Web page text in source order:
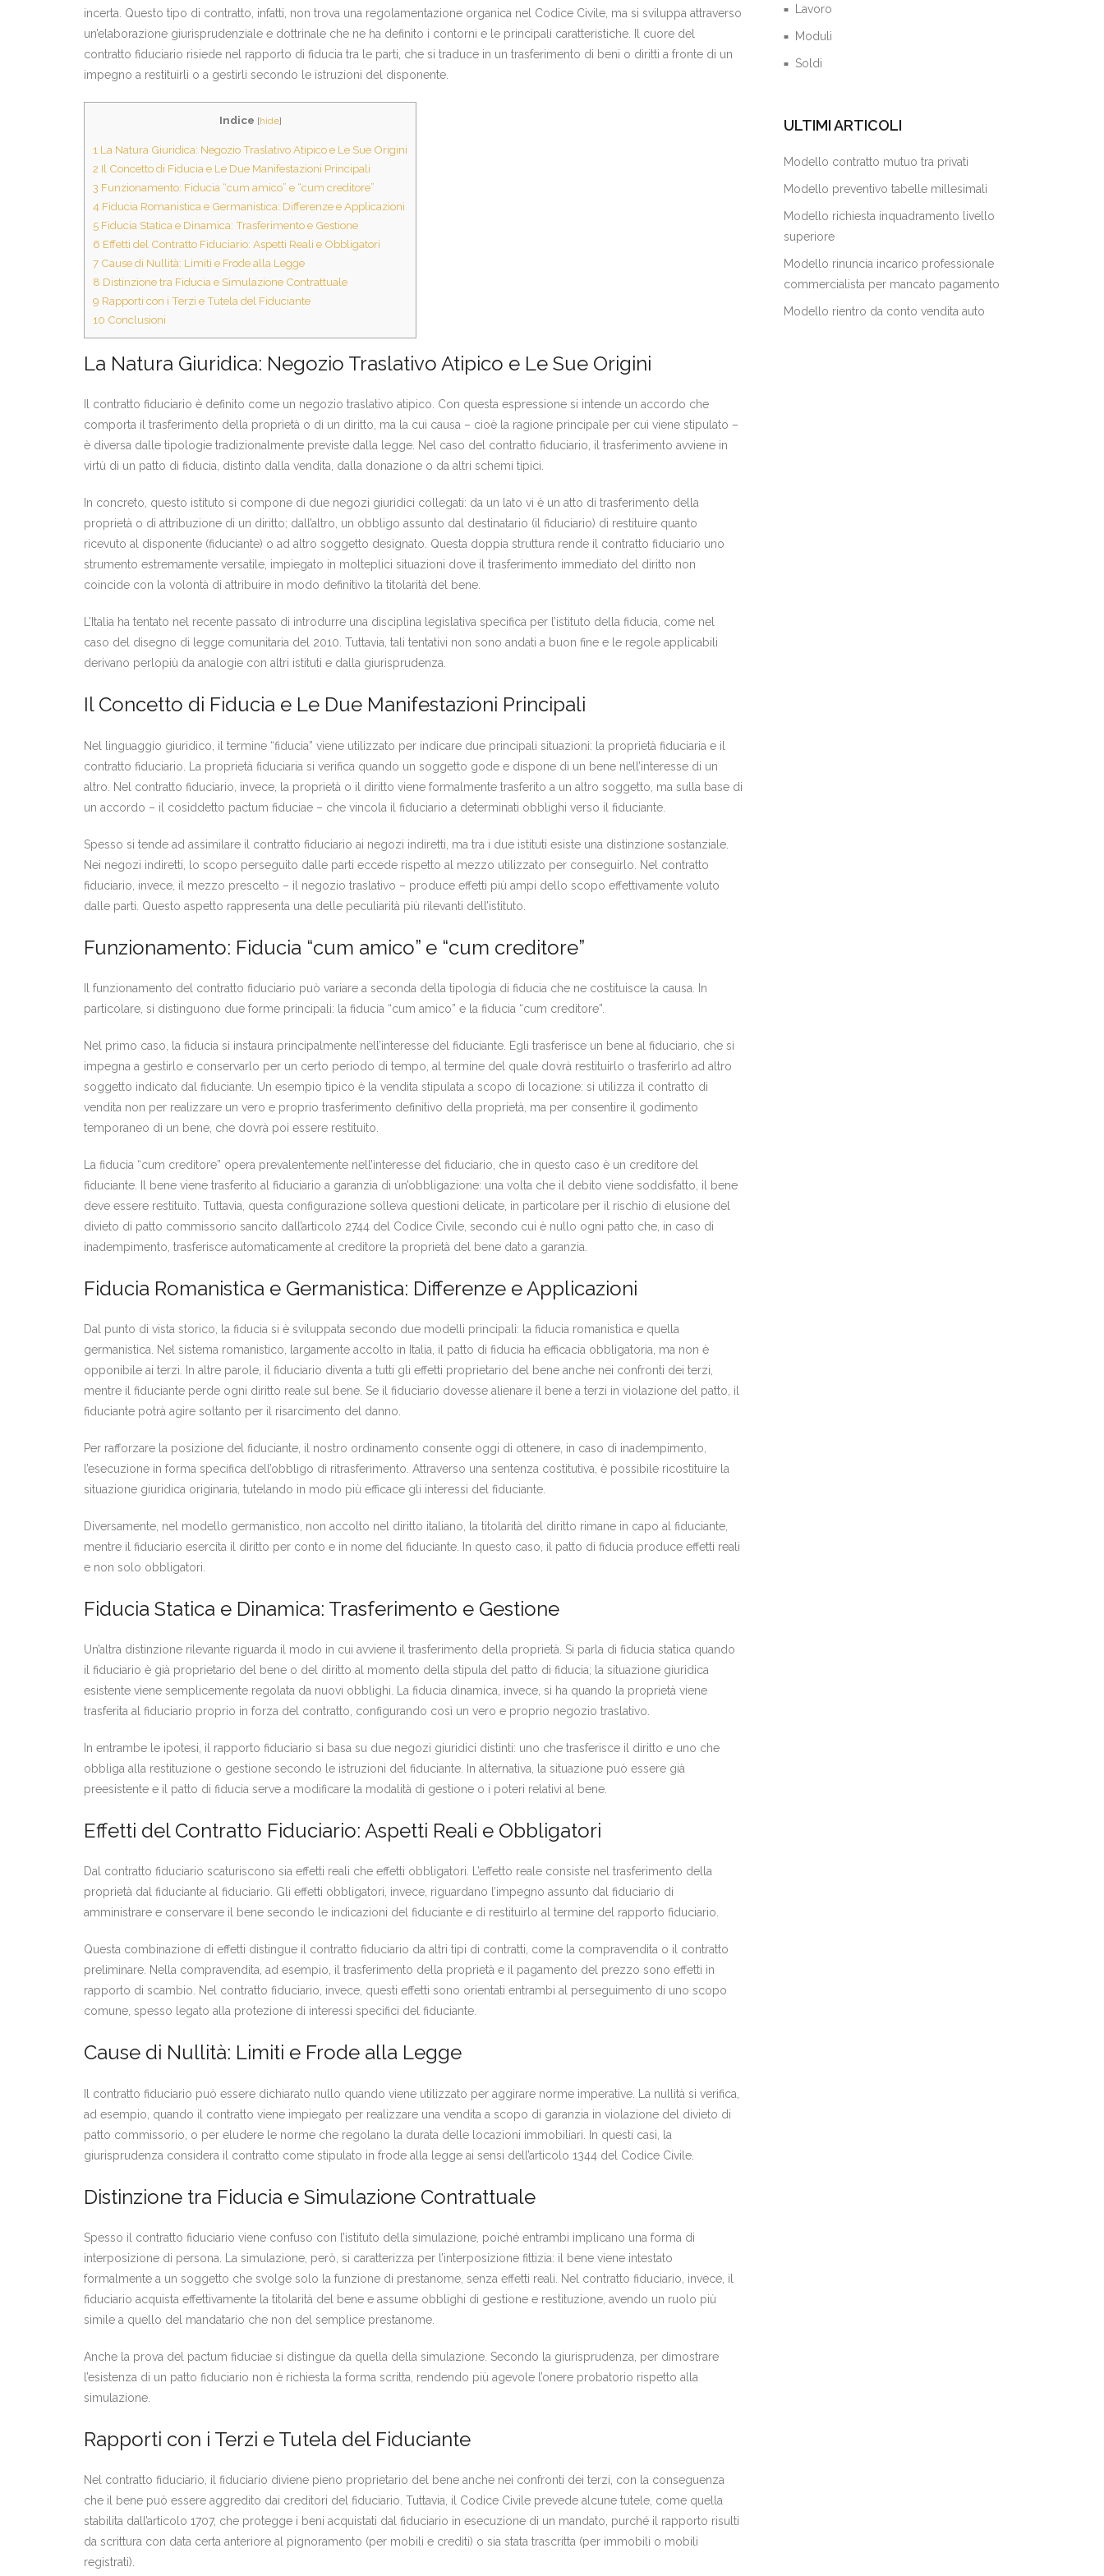
incerta. Questo tipo di contratto, infatti, non trova una regolamentazione organica nel Codice Civile, ma si sviluppa attraverso
un’elaborazione giurisprudenziale e dottrinale che ne ha definito i contorni e le principali caratteristiche. Il cuore del
contratto fiduciario risiede nel rapporto di fiducia tra le parti, che si traduce in un trasferimento di beni o diritti a fronte di un
impegno a restituirli o a gestirli secondo le istruzioni del disponente.
Indice [hide]
1 La Natura Giuridica: Negozio Traslativo Atipico e Le Sue Origini
2 Il Concetto di Fiducia e Le Due Manifestazioni Principali
3 Funzionamento: Fiducia “cum amico” e “cum creditore”
4 Fiducia Romanistica e Germanistica: Differenze e Applicazioni
5 Fiducia Statica e Dinamica: Trasferimento e Gestione
6 Effetti del Contratto Fiduciario: Aspetti Reali e Obbligatori
7 Cause di Nullità: Limiti e Frode alla Legge
8 Distinzione tra Fiducia e Simulazione Contrattuale
9 Rapporti con i Terzi e Tutela del Fiduciante
10 Conclusioni
La Natura Giuridica: Negozio Traslativo Atipico e Le Sue Origini
Il contratto fiduciario è definito come un negozio traslativo atipico. Con questa espressione si intende un accordo che
comporta il trasferimento della proprietà o di un diritto, ma la cui causa – cioè la ragione principale per cui viene stipulato –
è diversa dalle tipologie tradizionalmente previste dalla legge. Nel caso del contratto fiduciario, il trasferimento avviene in
virtù di un patto di fiducia, distinto dalla vendita, dalla donazione o da altri schemi tipici.
In concreto, questo istituto si compone di due negozi giuridici collegati: da un lato vi è un atto di trasferimento della
proprietà o di attribuzione di un diritto; dall’altro, un obbligo assunto dal destinatario (il fiduciario) di restituire quanto
ricevuto al disponente (fiduciante) o ad altro soggetto designato. Questa doppia struttura rende il contratto fiduciario uno
strumento estremamente versatile, impiegato in molteplici situazioni dove il trasferimento immediato del diritto non
coincide con la volontà di attribuire in modo definitivo la titolarità del bene.
L’Italia ha tentato nel recente passato di introdurre una disciplina legislativa specifica per l’istituto della fiducia, come nel
caso del disegno di legge comunitaria del 2010. Tuttavia, tali tentativi non sono andati a buon fine e le regole applicabili
derivano perlopiù da analogie con altri istituti e dalla giurisprudenza.
Il Concetto di Fiducia e Le Due Manifestazioni Principali
Nel linguaggio giuridico, il termine “fiducia” viene utilizzato per indicare due principali situazioni: la proprietà fiduciaria e il
contratto fiduciario. La proprietà fiduciaria si verifica quando un soggetto gode e dispone di un bene nell’interesse di un
altro. Nel contratto fiduciario, invece, la proprietà o il diritto viene formalmente trasferito a un altro soggetto, ma sulla base di
un accordo – il cosiddetto pactum fiduciae – che vincola il fiduciario a determinati obblighi verso il fiduciante.
Spesso si tende ad assimilare il contratto fiduciario ai negozi indiretti, ma tra i due istituti esiste una distinzione sostanziale.
Nei negozi indiretti, lo scopo perseguito dalle parti eccede rispetto al mezzo utilizzato per conseguirlo. Nel contratto
fiduciario, invece, il mezzo prescelto – il negozio traslativo – produce effetti più ampi dello scopo effettivamente voluto
dalle parti. Questo aspetto rappresenta una delle peculiarità più rilevanti dell’istituto.
Funzionamento: Fiducia “cum amico” e “cum creditore”
Il funzionamento del contratto fiduciario può variare a seconda della tipologia di fiducia che ne costituisce la causa. In
particolare, si distinguono due forme principali: la fiducia “cum amico” e la fiducia “cum creditore”.
Nel primo caso, la fiducia si instaura principalmente nell’interesse del fiduciante. Egli trasferisce un bene al fiduciario, che si
impegna a gestirlo e conservarlo per un certo periodo di tempo, al termine del quale dovrà restituirlo o trasferirlo ad altro
soggetto indicato dal fiduciante. Un esempio tipico è la vendita stipulata a scopo di locazione: si utilizza il contratto di
vendita non per realizzare un vero e proprio trasferimento definitivo della proprietà, ma per consentire il godimento
temporaneo di un bene, che dovrà poi essere restituito.
La fiducia “cum creditore” opera prevalentemente nell’interesse del fiduciario, che in questo caso è un creditore del
fiduciante. Il bene viene trasferito al fiduciario a garanzia di un’obbligazione: una volta che il debito viene soddisfatto, il bene
deve essere restituito. Tuttavia, questa configurazione solleva questioni delicate, in particolare per il rischio di elusione del
divieto di patto commissorio sancito dall’articolo 2744 del Codice Civile, secondo cui è nullo ogni patto che, in caso di
inadempimento, trasferisce automaticamente al creditore la proprietà del bene dato a garanzia.
Fiducia Romanistica e Germanistica: Differenze e Applicazioni
Dal punto di vista storico, la fiducia si è sviluppata secondo due modelli principali: la fiducia romanistica e quella
germanistica. Nel sistema romanistico, largamente accolto in Italia, il patto di fiducia ha efficacia obbligatoria, ma non è
opponibile ai terzi. In altre parole, il fiduciario diventa a tutti gli effetti proprietario del bene anche nei confronti dei terzi,
mentre il fiduciante perde ogni diritto reale sul bene. Se il fiduciario dovesse alienare il bene a terzi in violazione del patto, il
fiduciante potrà agire soltanto per il risarcimento del danno.
Per rafforzare la posizione del fiduciante, il nostro ordinamento consente oggi di ottenere, in caso di inadempimento,
l’esecuzione in forma specifica dell’obbligo di ritrasferimento. Attraverso una sentenza costitutiva, è possibile ricostituire la
situazione giuridica originaria, tutelando in modo più efficace gli interessi del fiduciante.
Diversamente, nel modello germanistico, non accolto nel diritto italiano, la titolarità del diritto rimane in capo al fiduciante,
mentre il fiduciario esercita il diritto per conto e in nome del fiduciante. In questo caso, il patto di fiducia produce effetti reali
e non solo obbligatori.
Fiducia Statica e Dinamica: Trasferimento e Gestione
Un’altra distinzione rilevante riguarda il modo in cui avviene il trasferimento della proprietà. Si parla di fiducia statica quando
il fiduciario è già proprietario del bene o del diritto al momento della stipula del patto di fiducia; la situazione giuridica
esistente viene semplicemente regolata da nuovi obblighi. La fiducia dinamica, invece, si ha quando la proprietà viene
trasferita al fiduciario proprio in forza del contratto, configurando così un vero e proprio negozio traslativo.
In entrambe le ipotesi, il rapporto fiduciario si basa su due negozi giuridici distinti: uno che trasferisce il diritto e uno che
obbliga alla restituzione o gestione secondo le istruzioni del fiduciante. In alternativa, la situazione può essere già
preesistente e il patto di fiducia serve a modificare la modalità di gestione o i poteri relativi al bene.
Effetti del Contratto Fiduciario: Aspetti Reali e Obbligatori
Dal contratto fiduciario scaturiscono sia effetti reali che effetti obbligatori. L’effetto reale consiste nel trasferimento della
proprietà dal fiduciante al fiduciario. Gli effetti obbligatori, invece, riguardano l’impegno assunto dal fiduciario di
amministrare e conservare il bene secondo le indicazioni del fiduciante e di restituirlo al termine del rapporto fiduciario.
Questa combinazione di effetti distingue il contratto fiduciario da altri tipi di contratti, come la compravendita o il contratto
preliminare. Nella compravendita, ad esempio, il trasferimento della proprietà e il pagamento del prezzo sono effetti in
rapporto di scambio. Nel contratto fiduciario, invece, questi effetti sono orientati entrambi al perseguimento di uno scopo
comune, spesso legato alla protezione di interessi specifici del fiduciante.
Cause di Nullità: Limiti e Frode alla Legge
Il contratto fiduciario può essere dichiarato nullo quando viene utilizzato per aggirare norme imperative. La nullità si verifica,
ad esempio, quando il contratto viene impiegato per realizzare una vendita a scopo di garanzia in violazione del divieto di
patto commissorio, o per eludere le norme che regolano la durata delle locazioni immobiliari. In questi casi, la
giurisprudenza considera il contratto come stipulato in frode alla legge ai sensi dell’articolo 1344 del Codice Civile.
Distinzione tra Fiducia e Simulazione Contrattuale
Spesso il contratto fiduciario viene confuso con l’istituto della simulazione, poiché entrambi implicano una forma di
interposizione di persona. La simulazione, però, si caratterizza per l’interposizione fittizia: il bene viene intestato
formalmente a un soggetto che svolge solo la funzione di prestanome, senza effetti reali. Nel contratto fiduciario, invece, il
fiduciario acquista effettivamente la titolarità del bene e assume obblighi di gestione e restituzione, avendo un ruolo più
simile a quello del mandatario che non del semplice prestanome.
Anche la prova del pactum fiduciae si distingue da quella della simulazione. Secondo la giurisprudenza, per dimostrare
l’esistenza di un patto fiduciario non è richiesta la forma scritta, rendendo più agevole l’onere probatorio rispetto alla
simulazione.
Rapporti con i Terzi e Tutela del Fiduciante
Nel contratto fiduciario, il fiduciario diviene pieno proprietario del bene anche nei confronti dei terzi, con la conseguenza
che il bene può essere aggredito dai creditori del fiduciario. Tuttavia, il Codice Civile prevede alcune tutele, come quella
stabilita dall’articolo 1707, che protegge i beni acquistati dal fiduciario in esecuzione di un mandato, purché il rapporto risulti
da scrittura con data certa anteriore al pignoramento (per mobili e crediti) o sia stata trascritta (per immobili o mobili
registrati).
Lavoro
Moduli
Soldi
ULTIMI ARTICOLI
Modello contratto mutuo tra privati
Modello preventivo tabelle millesimali
Modello richiesta inquadramento livello
superiore
Modello rinuncia incarico professionale
commercialista per mancato pagamento
Modello rientro da conto vendita auto​